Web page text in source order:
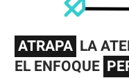
ATRAPA LA
EL ENFOQUE